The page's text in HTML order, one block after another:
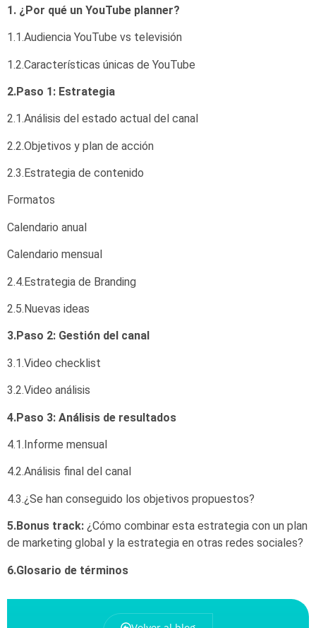
1. ¿Por qué un YouTube planner?
1.1.Audiencia YouTube vs televisión
1.2.Características únicas de YouTube
2.Paso 1: Estrategia
2.1.Análisis del estado actual del canal
2.2.Objetivos y plan de acción
2.3.Estrategia de contenido
Formatos
Calendario anual
Calendario mensual
2.4.Estrategia de Branding
2.5.Nuevas ideas
3.Paso 2: Gestión del canal
3.1.Video checklist
3.2.Video análisis
4.Paso 3: Análisis de resultados
4.1.Informe mensual
4.2.Análisis final del canal
4.3.¿Se han conseguido los objetivos propuestos?
5.Bonus track: ¿Cómo combinar esta estrategia con un plan
de marketing global y la estrategia en otras redes sociales?
6.Glosario de términos